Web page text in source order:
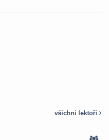
všichni lektoři